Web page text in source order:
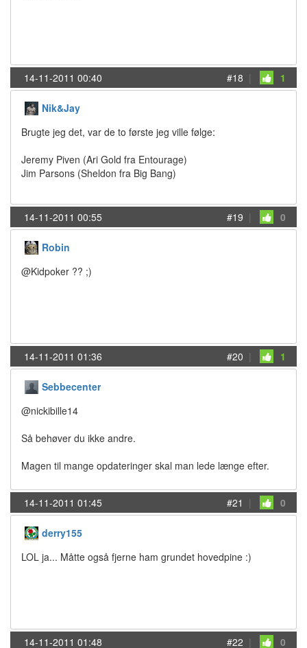
14-11-2011 00:40 #18 | 1
Nik&Jay
Brugte jeg det, var de to første jeg ville følge:
Jeremy Piven (Ari Gold fra Entourage)
Jim Parsons (Sheldon fra Big Bang)
14-11-2011 00:55 #19 | 0
Robin
@Kidpoker ?? ;)
14-11-2011 01:36 #20 | 1
Sebbecenter
@nickibille14
Så behøver du ikke andre.
Magen til mange opdateringer skal man lede længe efter.
14-11-2011 01:45 #21 | 0
derry155
LOL ja... Måtte også fjerne ham grundet hovedpine :)
14-11-2011 01:48 #22 | 0